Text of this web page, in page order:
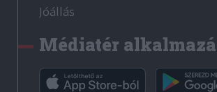
Jóállás
Médiatér